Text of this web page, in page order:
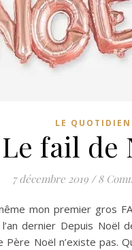
LE QUOTIDIEN
Le fail de
7 décembre 2019 / 8
mon premier gros
dernier Depuis Noël
Père Noël n’existe pas.